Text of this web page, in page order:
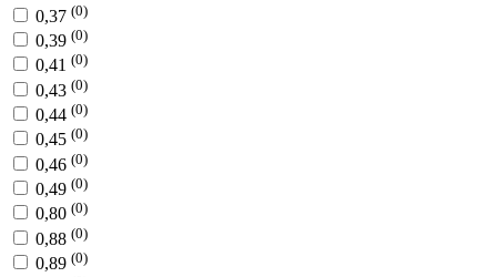
0,37 (0)
0,39 (0)
0,41 (0)
0,43 (0)
0,44 (0)
0,45 (0)
0,46 (0)
0,49 (0)
0,80 (0)
0,88 (0)
0,89 (0)